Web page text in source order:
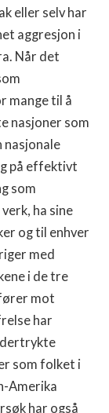
eller selv har
aggresjon i
Når det
mange til å
nasjoner som
nasjonale
på effektivt
som
ha sine
og til enhver
med
i de tre
mot
har
som folket i
Amerika
har også